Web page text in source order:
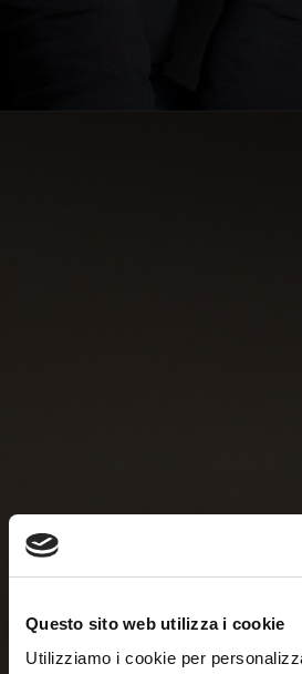
Questo sito web utilizza i cookie
Utilizziamo i cookie per